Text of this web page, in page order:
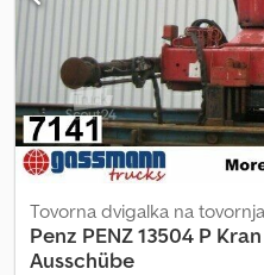
Tovorna dvigalka na
Penz PENZ 13504 P
Ausschübe